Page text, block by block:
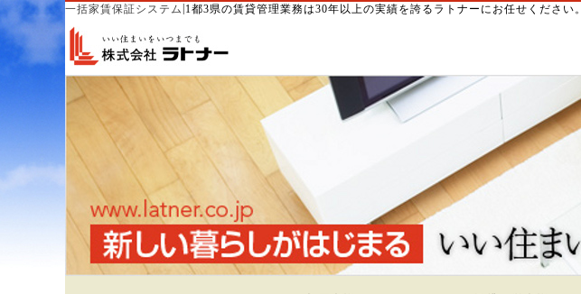
一括家賃保証システム 1都3県の賃貸管理業務は30年以上の実績を誇るラトナーにお任せください。